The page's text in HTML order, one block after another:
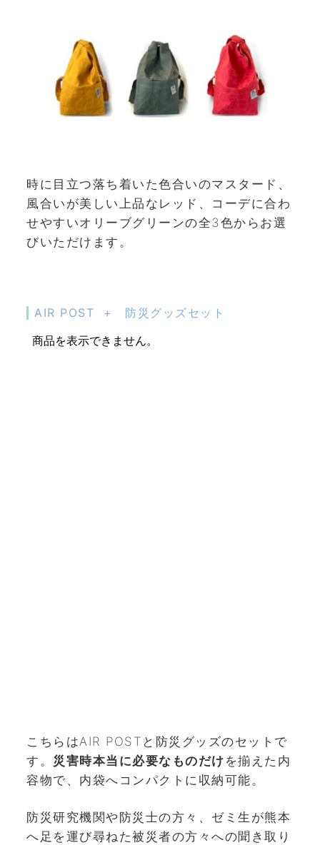
時に目立つ落ち着いた色合いのマスタード、
風合いが美しい上品なレッド、コーデに合わ
せやすいオリーブグリーンの全3色からお選
びいただけます。
AIR POST + 防災グッズセット
こちらはAIR POSTと防災グッズのセットで
す。 災害時本当に必要なものだけ を揃えた内
容物で、内袋へコンパクトに収納可能。
防災研究機関や防災士の方々、ゼミ生が熊本
へ足を運び尋ねた被災者の方々への聞き取り